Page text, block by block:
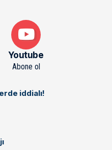
Youtube
Abone ol
iddialı!